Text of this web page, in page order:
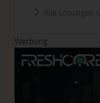
Alle Lösungen
Werbung